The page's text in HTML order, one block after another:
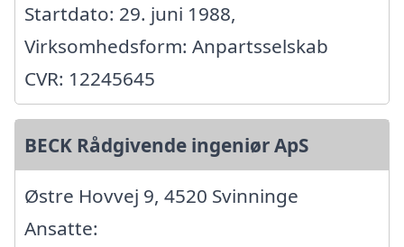
Startdato: 29. juni 1988,
Virksomhedsform: Anpartsselskab
CVR: 12245645
BECK Rådgivende ingeniør ApS
Østre Hovvej 9, 4520 Svinninge
Ansatte: